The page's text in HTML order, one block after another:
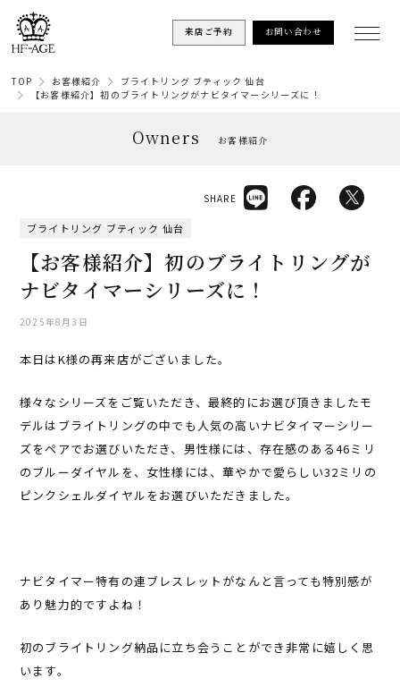
来店ご予約 お問い合わせ
TOP お客様紹介
ブライトリング ブティック 仙台
【お客様紹介】初のブライトリングがナビタイマーシリーズに！
Owners お客様紹介
ブライトリング ブティック 仙台
【お客様紹介】初のブライトリングが
ナビタイマーシリーズに！
2025年8月3日
SHARE
本日はK様の再来店がございました。
様々なシリーズをご覧いただき、最終的にお選び頂きましたモ
デルはブライトリングの中でも人気の高いナビタイマーシリー
ズをペアでお選びいただき、男性様には、存在感のある46ミリ
のブルーダイヤルを、女性様には、華やかで愛らしい32ミリの
ピンクシェルダイヤルをお選びいただきました。
ナビタイマー特有の連ブレスレットがなんと言っても特別感が
あり魅力的ですよね！
初のブライトリング納品に立ち会うことができ非常に嬉しく思
います。